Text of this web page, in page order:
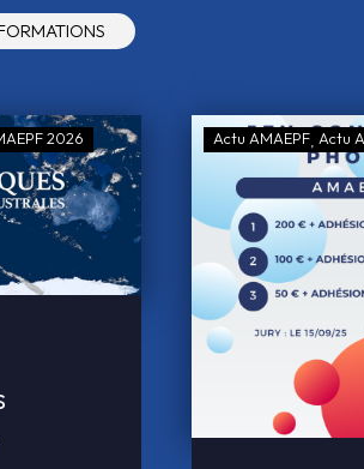
2026 Actu AMAEPF Actu